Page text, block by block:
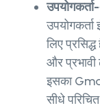
लिए
और
इसका
सीधे